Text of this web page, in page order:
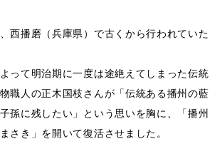
西播磨（兵庫県）で古くから行われていた
って明治期に一度は途絶えてしまった伝統
職人の正木国枝さんが「伝統ある播州の藍
孫に残したい」という思いを胸に、「播州
き」を開いて復活させました。